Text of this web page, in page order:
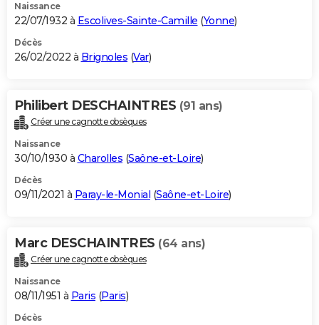
Naissance
22/07/1932 à Escolives-Sainte-Camille (Yonne)
Décès
26/02/2022 à Brignoles (Var)
Philibert DESCHAINTRES (91 ans)
Créer une cagnotte obsèques
Naissance
30/10/1930 à Charolles (Saône-et-Loire)
Décès
09/11/2021 à Paray-le-Monial (Saône-et-Loire)
Marc DESCHAINTRES (64 ans)
Créer une cagnotte obsèques
Naissance
08/11/1951 à Paris (Paris)
Décès